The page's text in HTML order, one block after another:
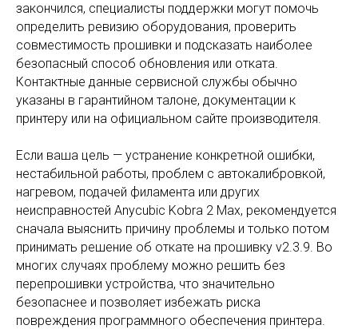
закончился, специалисты поддержки могут помочь
определить ревизию оборудования, проверить
совместимость прошивки и подсказать наиболее
безопасный способ обновления или отката.
Контактные данные сервисной службы обычно
указаны в гарантийном талоне, документации к
принтеру или на официальном сайте производителя.
Если ваша цель — устранение конкретной ошибки,
нестабильной работы, проблем с автокалибровкой,
нагревом, подачей филамента или других
неисправностей Anycubic Kobra 2 Max, рекомендуется
сначала выяснить причину проблемы и только потом
принимать решение об откате на прошивку v2.3.9. Во
многих случаях проблему можно решить без
перепрошивки устройства, что значительно
безопаснее и позволяет избежать риска
повреждения программного обеспечения принтера.